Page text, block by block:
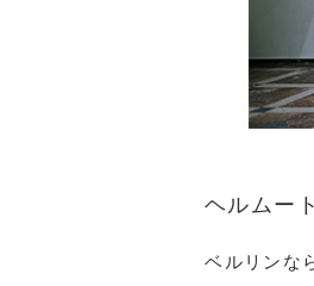
ヘルムー
ベルリンな